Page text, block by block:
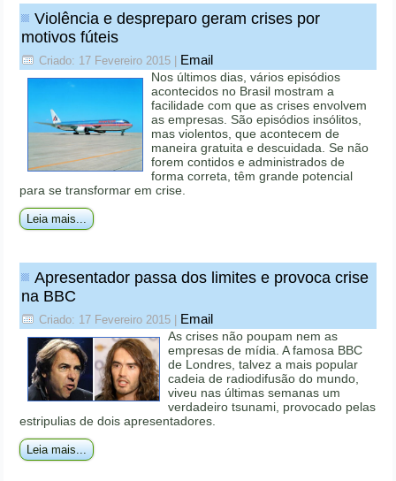
Violência e despreparo geram crises por
motivos fúteis
Criado: 17 Fevereiro 2015 Email
Nos últimos dias, vários episódios
acontecidos no Brasil mostram a
facilidade com que as crises envolvem
as empresas. São episódios insólitos,
mas violentos, que acontecem de
maneira gratuita e descuidada. Se não
forem contidos e administrados de
forma correta, têm grande potencial
para se transformar em crise.
Leia mais...
Apresentador passa dos limites e provoca crise
na BBC
Criado: 17 Fevereiro 2015 Email
As crises não poupam nem as
empresas de mídia. A famosa BBC
de Londres, talvez a mais popular
cadeia de radiodifusão do mundo,
viveu nas últimas semanas um
verdadeiro tsunami, provocado pelas
estripulias de dois apresentadores.
Leia mais...